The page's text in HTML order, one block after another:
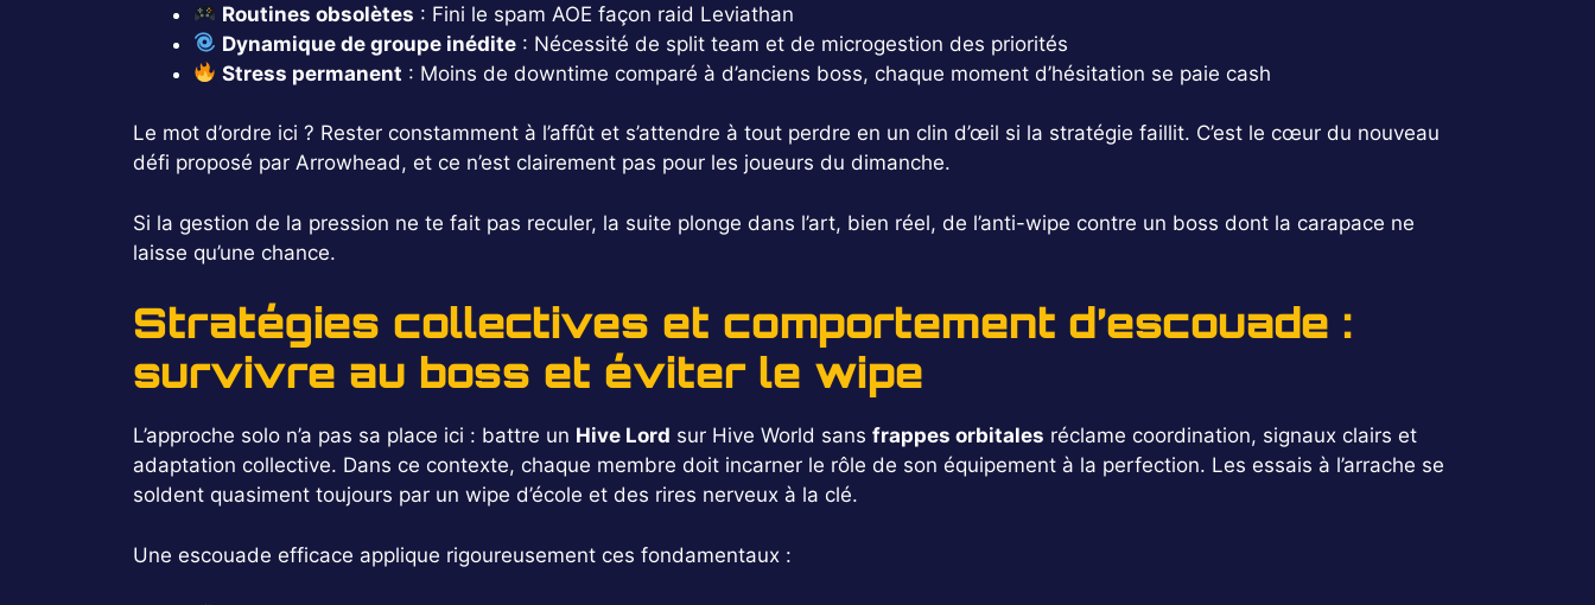
Routines obsolètes : Fini le spam AOE façon raid Leviathan
Dynamique de groupe inédite : Nécessité de split team et de microgestion des priorités
Stress permanent : Moins de downtime comparé à d’anciens boss, chaque moment d’hésitation se paie cash
Le mot d’ordre ici ? Rester constamment à l’affût et s’attendre à tout perdre en un clin d’œil si la stratégie faillit. C’est le cœur du nouveau
défi proposé par Arrowhead, et ce n’est clairement pas pour les joueurs du dimanche.
Si la gestion de la pression ne te fait pas reculer, la suite plonge dans l’art, bien réel, de l’anti-wipe contre un boss dont la carapace ne
laisse qu’une chance.
Stratégies collectives et comportement d’escouade :
survivre au boss et éviter le wipe
L’approche solo n’a pas sa place ici : battre un Hive Lord sur Hive World sans frappes orbitales réclame coordination, signaux clairs et
adaptation collective. Dans ce contexte, chaque membre doit incarner le rôle de son équipement à la perfection. Les essais à l’arrache se
soldent quasiment toujours par un wipe d’école et des rires nerveux à la clé.
Une escouade efficace applique rigoureusement ces fondamentaux :